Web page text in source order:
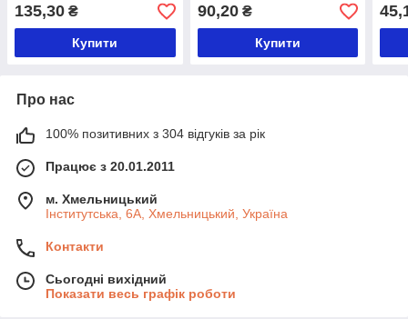
135,30 ₴
Купити
90,20₴
Купити
Про нас
100% позитивних з 304 відгуків за рік
Працює з 20.01.2011
м. Хмельницький
Інститутська, 6А, Хмельницький, Україна
Контакти
Сьогодні вихідний
Показати весь графік роботи